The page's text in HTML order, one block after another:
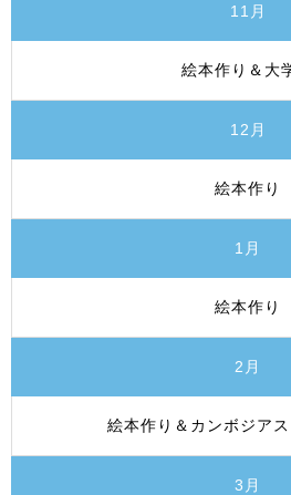
11月
絵本作り＆大
12月
絵本作り
1月
絵本作り
2月
絵本作り＆カンボジア
3月